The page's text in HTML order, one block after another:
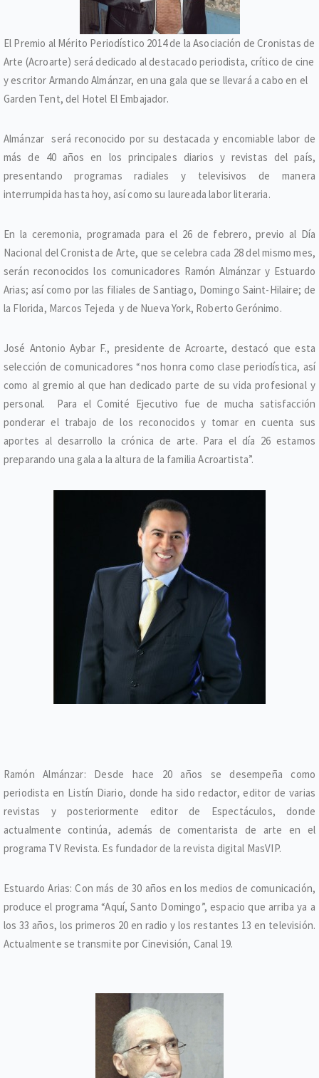
El Premio al Mérito Periodístico 2014 de la Asociación de Cronistas de
Arte (Acroarte) será dedicado al destacado periodista, crítico de cine
y escritor Armando Almánzar, en una gala que se llevará a cabo en el
Garden Tent, del Hotel El Embajador.
Almánzar será reconocido por su destacada y encomiable labor de
más de 40 años en los principales diarios y revistas del país,
presentando programas radiales y televisivos de manera
interrumpida hasta hoy, así como su laureada labor literaria.
En la ceremonia, programada para el 26 de febrero, previo al Día
Nacional del Cronista de Arte, que se celebra cada 28 del mismo mes,
serán reconocidos los comunicadores Ramón Almánzar y Estuardo
Arias; así como por las filiales de Santiago, Domingo Saint-Hilaire; de
la Florida, Marcos Tejeda y de Nueva York, Roberto Gerónimo.
José Antonio Aybar F., presidente de Acroarte, destacó que esta
selección de comunicadores “nos honra como clase periodística, así
como al gremio al que han dedicado parte de su vida profesional y
personal. Para el Comité Ejecutivo fue de mucha satisfacción
ponderar el trabajo de los reconocidos y tomar en cuenta sus
aportes al desarrollo la crónica de arte. Para el día 26 estamos
preparando una gala a la altura de la familia Acroartista”.
Ramón Almánzar: Desde hace 20 años se desempeña como
periodista en Listín Diario, donde ha sido redactor, editor de varias
revistas y posteriormente editor de Espectáculos, donde
actualmente continúa, además de comentarista de arte en el
programa TV Revista. Es fundador de la revista digital MasVIP.
Estuardo Arias: Con más de 30 años en los medios de comunicación,
produce el programa “Aquí, Santo Domingo”, espacio que arriba ya a
los 33 años, los primeros 20 en radio y los restantes 13 en televisión.
Actualmente se transmite por Cinevisión, Canal 19.